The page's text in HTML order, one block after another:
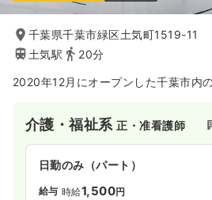
千葉県千葉市緑区土気町1519-11
土気駅
20分
2020年12月にオープンした千葉市内
介護・福祉系正・准看護師
日勤のみ（パート）
給与 時給1,500円